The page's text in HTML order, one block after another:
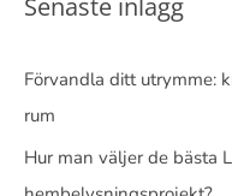
Förvandla ditt utrymme:
rum
Hur man väljer de bästa